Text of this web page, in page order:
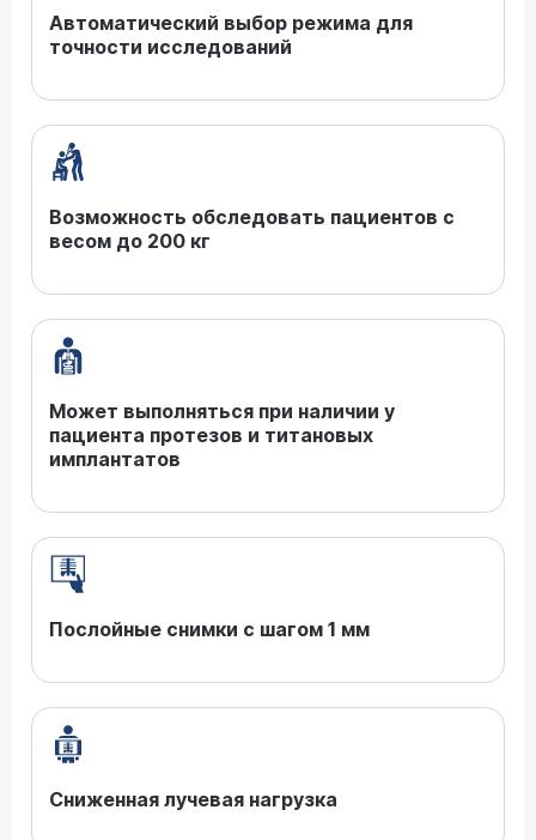
Автоматический выбор режима для
точности исследований
Возможность обследовать пациентов с
весом до 200 кг
Может выполняться при наличии у
пациента протезов и титановых
имплантатов
Послойные снимки с шагом 1 мм
Сниженная лучевая нагрузка